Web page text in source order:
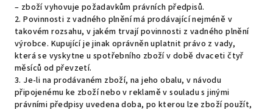
– zboží vyhovuje požadavkům právních předpisů.
2. Povinnosti z vadného plnění má prodávající nejméně v
takovém rozsahu, v jakém trvají povinnosti z vadného plnění
výrobce. Kupující je jinak oprávněn uplatnit právo z vady,
která se vyskytne u spotřebního zboží v době dvaceti čtyř
měsíců od převzetí.
3. Je-li na prodávaném zboží, na jeho obalu, v návodu
připojenému ke zboží nebo v reklamě v souladu s jinými
právními předpisy uvedena doba, po kterou lze zboží použít,